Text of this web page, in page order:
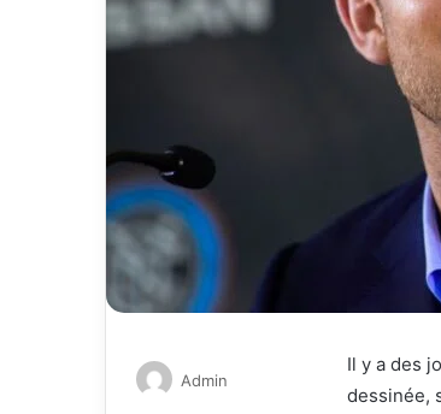
Il y a des
dessinée,
Admin